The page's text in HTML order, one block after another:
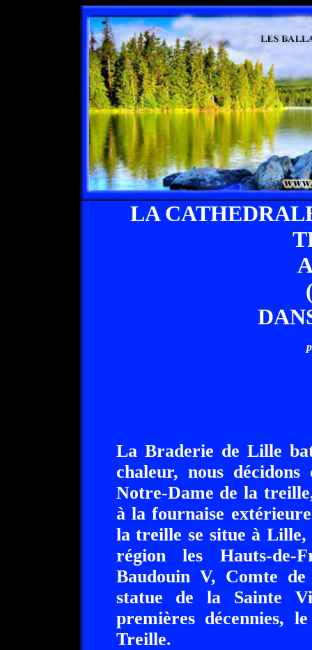
LA
La Braderie de Lille
chaleur, nous
Notre-Dame de la
à la fournaise
la treille se situe à Lille,
région les Hauts-de-
Baudouin V, Comte
statue de la Sainte
premières décennies,
Treille.